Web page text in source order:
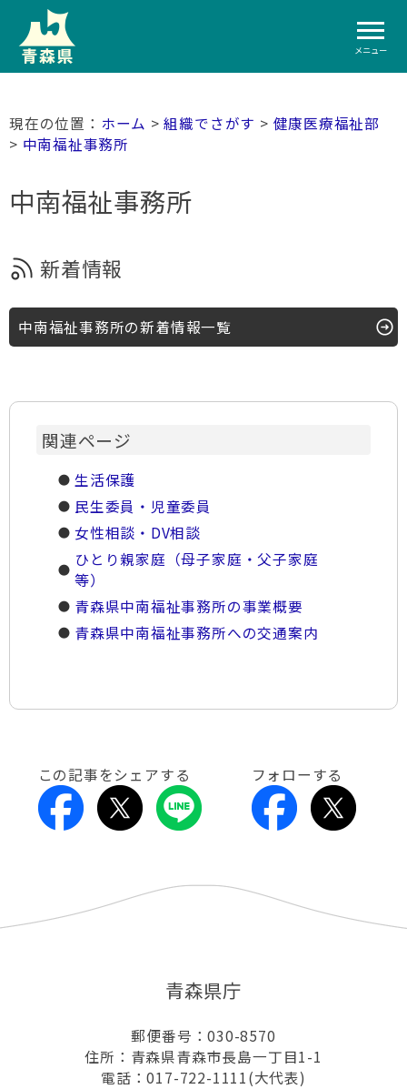
メニュー
ホーム >組織でさがす > 健康医療福祉部
> 中南福祉事務所
中南福祉事務所
新着情報
中南福祉事務所の新着情報一覧
関連ページ
生活保護
民生委員・児童委員
女性相談・DV相談
ひとり親家庭（母子家庭・父子家庭
等）
青森県中南福祉事務所の事業概要
青森県中南福祉事務所への交通案内
この記事をシェアする フォローする
青森県庁
郵便番号：030-8570
住所：青森県青森市長島一丁目1-1
電話：017-722-1111(大代表)